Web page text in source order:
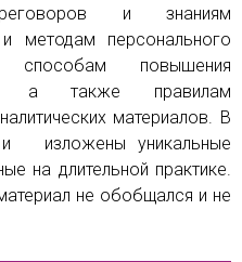
и знаниям
методам персонального
способам повышения
а также правилам
материалов. В
изложены уникальные
на длительной практике.
не обобщался и не